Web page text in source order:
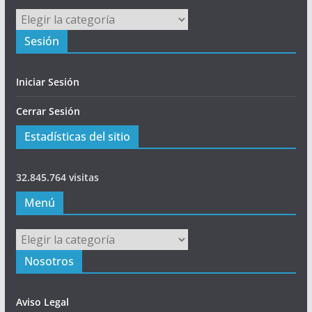
Principal
Sesión
Iniciar Sesión
Cerrar Sesión
Estadísticas del sitio
32.845.764 visitas
Menú
Menú
Nosotros
Aviso Legal